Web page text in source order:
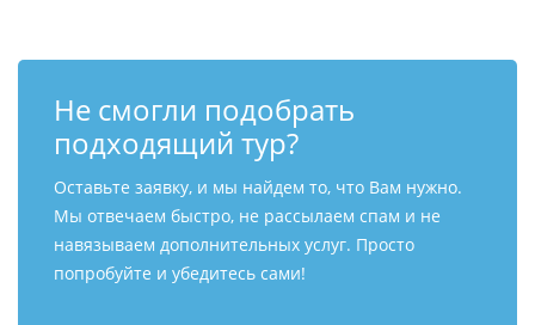
Не смогли подобрать
подходящий тур?
Оставьте заявку, и мы найдем то, что Вам нужно.
Мы отвечаем быстро, не рассылаем спам и не
навязываем дополнительных услуг. Просто
попробуйте и убедитесь сами!